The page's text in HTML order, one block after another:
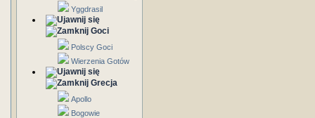
Yggdrasil
Goci
Polscy Goci
Wierzenia Gotów
Grecja
Apollo
Bogowie